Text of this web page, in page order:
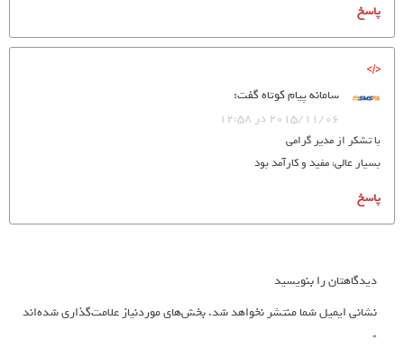
پاسخ
سامانه پیام کوتاهگفت:
2015/11/06 در 12:58
با تشکر از مدیر گرامی
بسیار عالی، مفید و کارآمد بود
پاسخ
دیدگاهتان را بنویسید
نشانی ایمیل شما منتشر نخواهد شد.بخش‌های موردنیاز علامت‌گذاری شده‌اند
*